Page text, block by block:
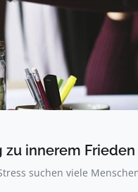
zu innerem Frieden
suchen viele